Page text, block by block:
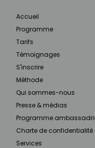
Accueil
Programme
Tarifs
Témoignages
S'inscrire
Méthode
Qui sommes-nous
Presse & médias
Programme
Charte de confidentialité
Services